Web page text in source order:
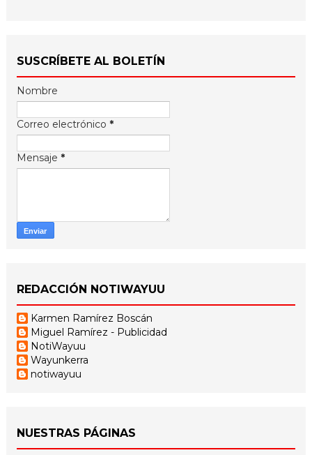
SUSCRÍBETE AL BOLETÍN
Nombre
Correo electrónico *
Mensaje *
REDACCIÓN NOTIWAYUU
Karmen Ramírez Boscán
Miguel Ramírez - Publicidad
NotiWayuu
Wayunkerra
notiwayuu
NUESTRAS PÁGINAS